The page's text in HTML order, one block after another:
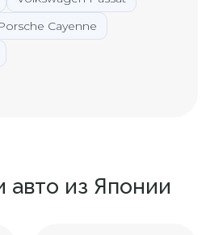
Cayenne
авто из Японии